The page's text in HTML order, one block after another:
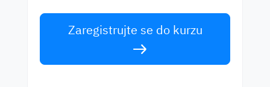
Zaregistrujte se do kurzu